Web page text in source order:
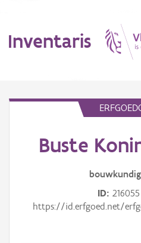
Inventaris
ErfgoedobjectBuste
bouwkundig
ID 216055
https://id.erfgoed.net/